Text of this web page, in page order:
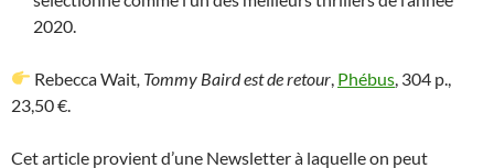
2020.
Rebecca Wait , Tommy Baird est de retour Phébus , 304 p.,
23,50 €.
Cet article provient d’une Newsletter à laquelle on peut